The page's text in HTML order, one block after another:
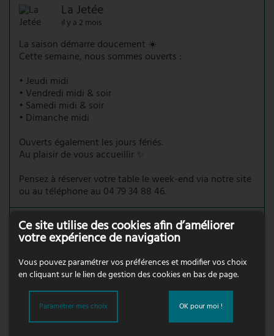
La Jetée
il y a 2 mois
La saison démarre doucement ☀️
Cette semaine, nous sommes ouverts :
• Jeudi midi
• Vendredi midi & soir
• Samedi midi & soir
• Dimanche midi
Ouverts également les jours fériés.
Au plaisir de vous accueillir ✨
Pensez à réserver votre table le week-end via notre site
ou au téléphone au 04 79 34 88 46.
8 0
2
Voir sur Facebook
La Jetée
💥 ALERTE OFFRE D’EMPLOI 💥
Ce site utilise des cookies afin d’améliorer
votre expérience de navigation
Vous pouvez paramétrer vos préférences et modifier vos choix
en cliquant sur le lien de gestion des cookies en bas de page.
Paramétrer mes choix OK pour moi !